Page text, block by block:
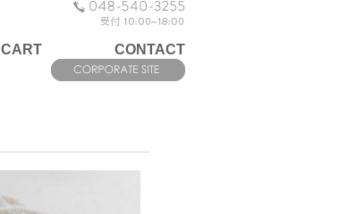
CONTACT
CART